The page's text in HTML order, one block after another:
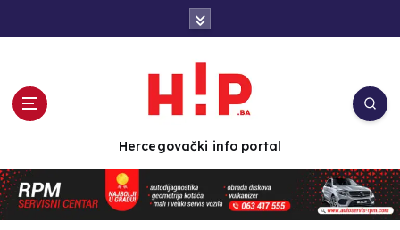
n
t
e
Hercegovački info portal